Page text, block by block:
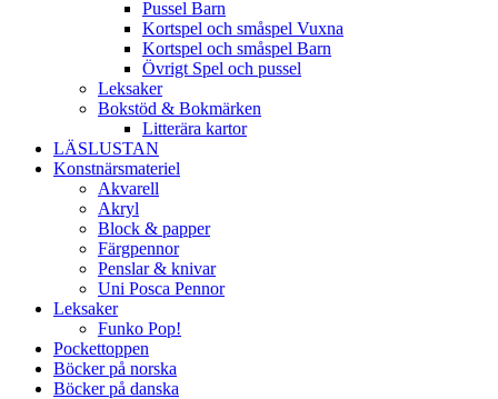
Pussel Barn
Kortspel och småspel Vuxna
Kortspel och småspel Barn
Övrigt Spel och pussel
Leksaker
Bokstöd & Bokmärken
Litterära kartor
LÄSLUSTAN
Konstnärsmateriel
Akvarell
Akryl
Block & papper
Färgpennor
Penslar & knivar
Uni Posca Pennor
Leksaker
Funko Pop!
Pockettoppen
Böcker på norska
Böcker på danska